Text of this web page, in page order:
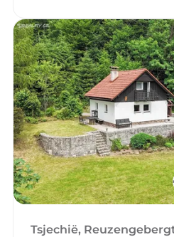
Tsjechië,